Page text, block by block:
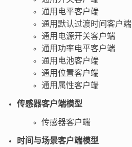
通用电平客户端
通用默认过渡时间客户端
通用电源开关客户端
通用功率电平客户端
通用电池客户端
通用位置客户端
通用属性客户端
传感器客户端模型
传感器客户端
时间与场景客户端模型